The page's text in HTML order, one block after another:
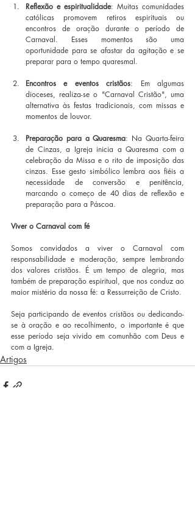
Reflexão e espiritualidade: Muitas comunidades
católicas promovem retiros espirituais ou
encontros de oração durante o período de
Carnaval. Esses momentos são uma
oportunidade para se afastar da agitação e se
preparar para o tempo quaresmal.
Encontros e eventos cristãos: Em algumas
dioceses, realiza-se o "Carnaval Cristão", uma
alternativa às festas tradicionais, com missas e
momentos de louvor.
Preparação para a Quaresma: Na Quarta-feira
de Cinzas, a Igreja inicia a Quaresma com a
celebração da Missa e o rito de imposição das
cinzas. Esse gesto simbólico lembra aos fiéis a
necessidade de conversão e penitência,
marcando o começo de 40 dias de reflexão e
preparação para a Páscoa.
Viver o Carnaval com fé
Somos convidados a viver o Carnaval com
responsabilidade e moderação, sempre lembrando
dos valores cristãos. É um tempo de alegria, mas
também de preparação espiritual, que nos conduz ao
maior mistério da nossa fé: a Ressurreição de Cristo.
Seja participando de eventos cristãos ou dedicando-
se à oração e ao recolhimento, o importante é que
esse período seja vivido em comunhão com Deus e
com a Igreja.
Artigos